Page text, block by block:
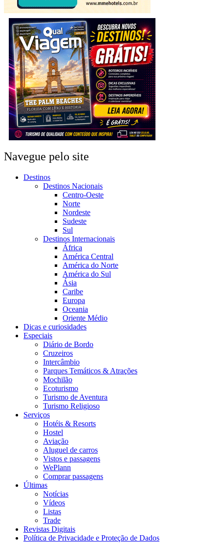
Navegue pelo site
Destinos
Destinos Nacionais
Centro-Oeste
Norte
Nordeste
Sudeste
Sul
Destinos Internacionais
África
América Central
América do Norte
América do Sul
Ásia
Caribe
Europa
Oceania
Oriente Médio
Dicas e curiosidades
Especiais
Diário de Bordo
Cruzeiros
Intercâmbio
Parques Temáticos & Atrações
Mochilão
Ecoturismo
Turismo de Aventura
Turismo Religioso
Serviços
Hotéis & Resorts
Hostel
Aviação
Aluguel de carros
Vistos e passagens
WePlann
Comprar passagens
Últimas
Notícias
Vídeos
Listas
Trade
Revistas Digitais
Política de Privacidade e Proteção de Dados